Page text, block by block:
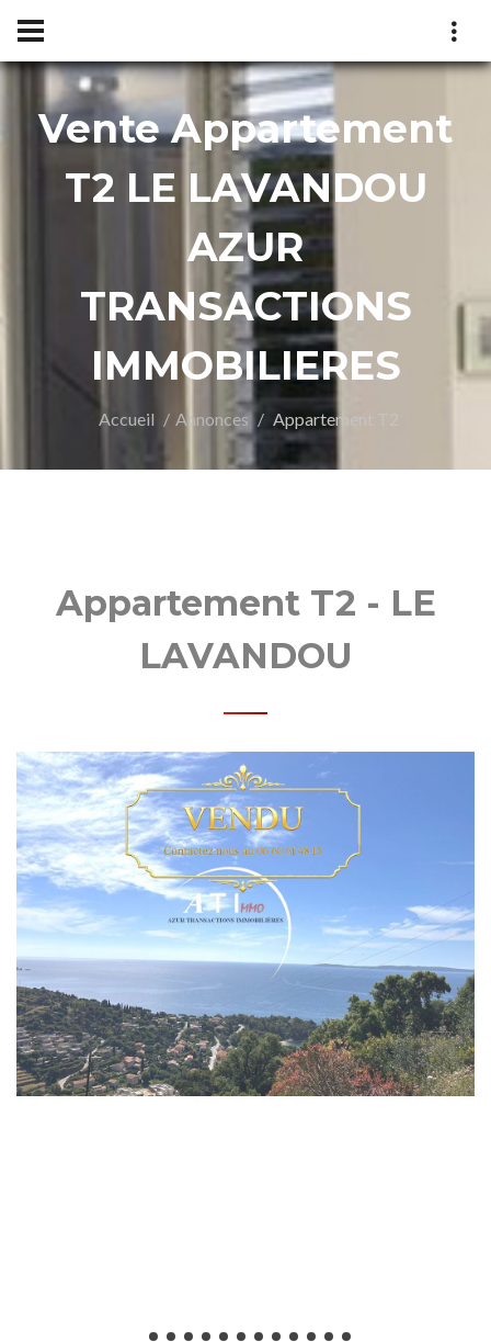
Vente Appartement
T2 LE LAVANDOU
AZUR
TRANSACTIONS
IMMOBILIERES
Accueil Annonces Appartement T2
Appartement T2 - LE
LAVANDOU